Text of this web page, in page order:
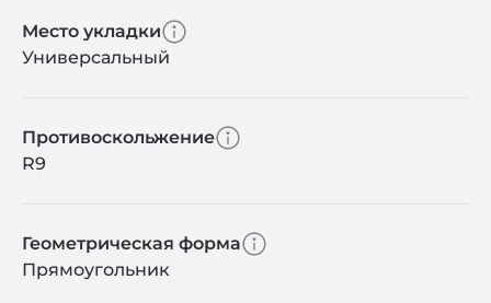
Место укладки
Универсальный
Противоскольжение
R9
Геометрическая форма
Прямоугольник